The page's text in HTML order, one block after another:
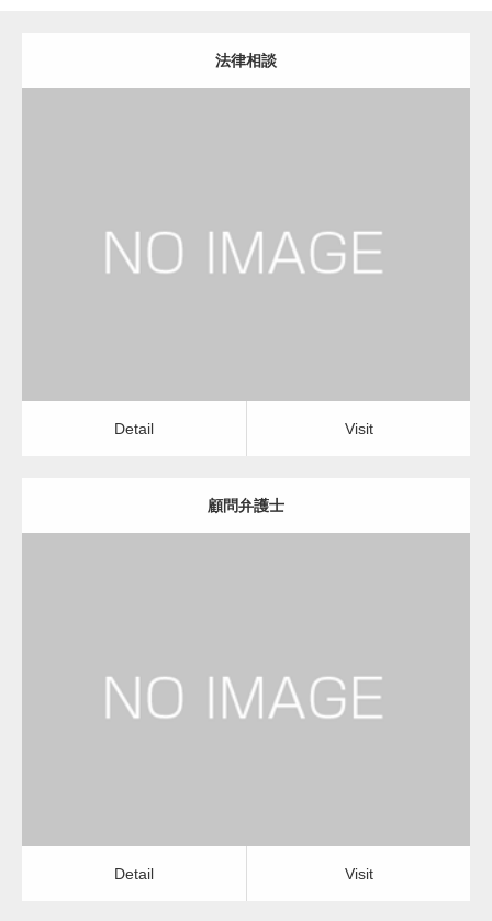
法律相談
Detail Visit
Detail Visit
顧問弁護士
Detail Visit
Detail Visit